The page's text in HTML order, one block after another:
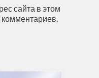
сайта в этом